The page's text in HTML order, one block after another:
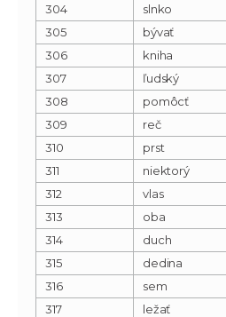
304
slnko
305
bývať
306
kniha
307
ľudský
308
pomôcť
309
reč
310
prst
311
niektorý
312
vlas
313
oba
314
duch
315
dedina
316
sem
317
ležať